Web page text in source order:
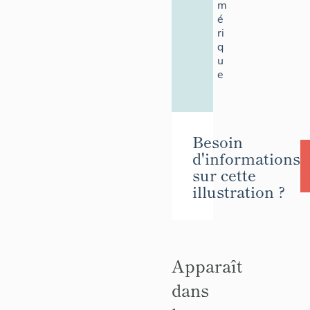
m
é
ri
q
u
e
Besoin
d'informations
sur cette
illustration ?
Apparaît
dans